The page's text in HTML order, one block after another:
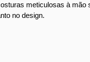
meticulosas à mão
no design.